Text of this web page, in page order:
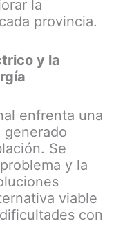
la
provincia.
y la
enfrenta una
generado
Se
y la
viable
con